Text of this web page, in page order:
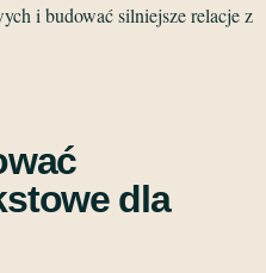
i budować silniejsze relacje z
dla